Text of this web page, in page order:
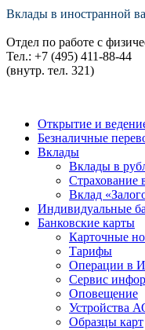
Вклады в иностранной
Отдел по работе с
Тел.: +7 (495) 411-88-44
(внутр. тел. 321)
Открытие и
Безналичные
Вклады
Вклады в
Страхование
Вклад
Индивидуальные
Банковские карты
Карточные
Тарифы
Операции в
Сервис
Оповещение
Устройства
Образцы карт